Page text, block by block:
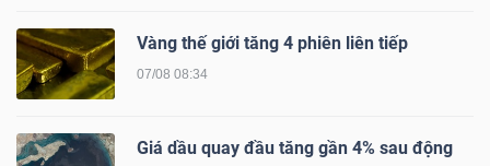
Vàng thế giới tăng 4 phiên liên tiếp
07/08 08:34
Giá dầu quay đầu tăng gần 4% sau động
TƯ
TRUY